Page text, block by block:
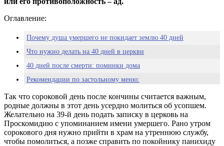
Оглавление:
Почему душа умершего не покидает землю 40 дней
Что нужно делать на 40 дней в церкви
40 дней после смерти: поминки дома
Рекомендации по застольному меню:
Что нельзя делать на 40 дней
Запрещенные действия на сорок дней:
Так что сороковой день после кончины считается важным,
родные должны в этот день усердно молиться об усопшем.
Желательно на 39-й день подать записку в церковь на
Проскомидию с упоминанием имени умершего. Рано утром
сорокового дня нужно прийти в храм на утреннюю службу,
чтобы помолиться, а позже справить по покойнику панихиду